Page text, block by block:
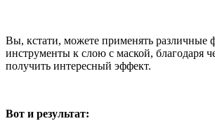
Вы, кстати, можете применять различные
инструменты к слою с маской, благодаря
получить интересный эффект.
Вот и результат: